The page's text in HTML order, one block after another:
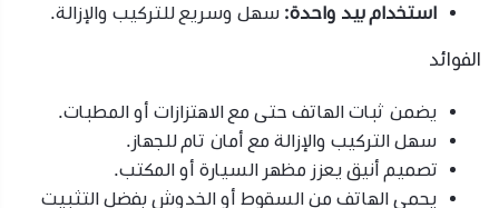
استخدام بيد واحدة: سهل وسريع للتركيب والإزالة.
الفوائد
يضمن ثبات الهاتف حتى مع الاهتزازات أو المطبات.
سهل التركيب والإزالة مع أمان تام للجهاز.
تصميم أنيق يعزز مظهر السيارة أو المكتب.
يحمي الهاتف من السقوط أو الخدوش بفضل التثبيت